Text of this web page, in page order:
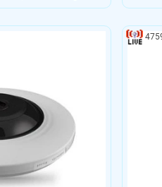
với tất cả các sản
thông,